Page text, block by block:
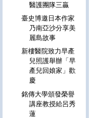
醫護團隊三贏
臺史博邀日本作家
乃南亞沙分享美
麗島故事
新樓醫院致力早產
兒照護舉辦「早
產兒回娘家」歡
慶
銘傳大學頒發榮譽
講座教授給呂秀
蓮